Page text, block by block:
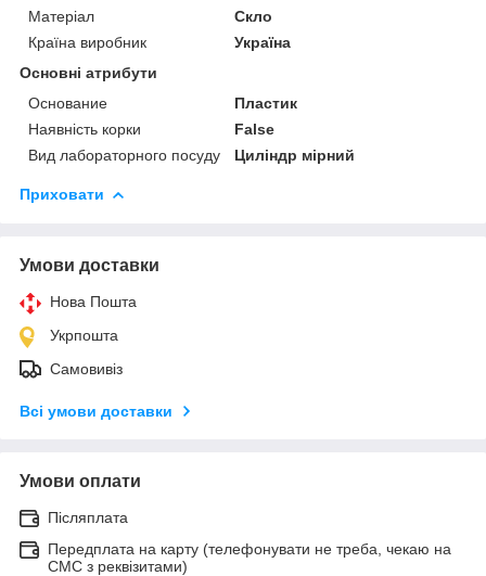
Матеріал
Скло
Країна виробник
Україна
Основні атрибути
Основание
Пластик
Наявність корки
False
Вид лабораторного посуду
Циліндр мірний
Приховати
Умови доставки
Нова Пошта
Укрпошта
Самовивіз
Всі умови доставки
Умови оплати
Післяплата
Передплата на карту (телефонувати не треба, чекаю на
СМС з реквізитами)